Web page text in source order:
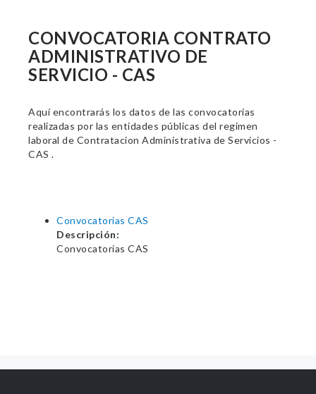
CONVOCATORIA CONTRATO
ADMINISTRATIVO DE
SERVICIO - CAS
Aquí encontrarás los datos de las convocatorias
realizadas por las entidades públicas del regimen
laboral de Contratacion Administrativa de Servicios -
CAS .
Convocatorias CAS
Descripción:
Convocatorias CAS